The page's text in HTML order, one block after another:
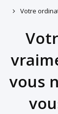
Votre
vous